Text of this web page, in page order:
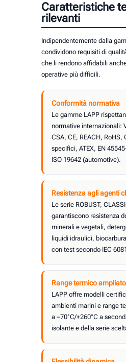
Caratteristiche
rilevanti
Indipendentemente dalla
condividono requisiti di
che li rendono affidabili
operative più difficili.
Conformità normativa
Le gamme LAPP
normative internazionali:
CSA, CE, REACH, RoHS,
specifici, ATEX, EN
ISO 19642 (automotive).
Resistenza agli agenti
Le serie ROBUST,
garantiscono resistenza
minerali e vegetali,
liquidi idraulici,
con test secondo IEC
Range termico ampliato
LAPP offre modelli
ambienti marini e range
a –70°C/+260°C a
isolante e della serie